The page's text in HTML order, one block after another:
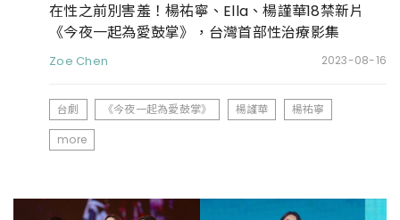
在性之前別害羞！楊祐寧、Ella、楊謹華18禁新片
《今夜一起為愛鼓掌》，台灣首部性治療影集
Zoe Chen 2023-08-16
台劇 《今夜一起為愛鼓掌》 楊謹華
楊祐寧
more